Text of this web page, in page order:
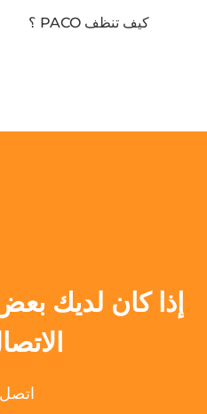
كيف تنظف PACO ؟
إذا كان لديك
اتصل